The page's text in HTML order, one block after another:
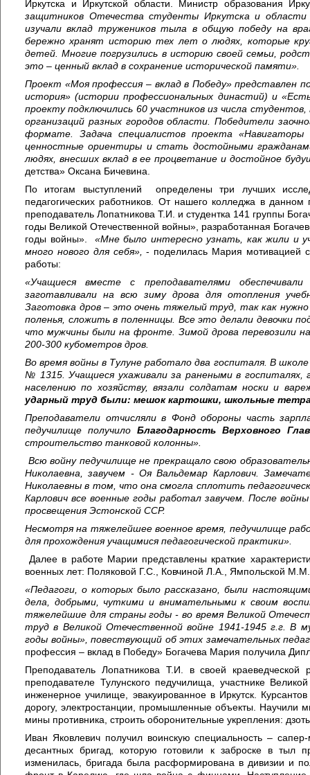
Иркутска и Иркутской области. Министр образования
защитников Отечества студенты Иркутска и
изучали вклад тружеников тыла в общую победу на
бережно хранят историю тех лет о людях, которые
детей. Многие погрузились в историю своей семьи,
это – ценный вклад в сохранение исторической памяти».
Проект «Моя профессия – вклад в Победу» представлен
история»(истории профессиональных династий) и
проекту подключились 60 участников из числа
организаций разных городов области.
Победители
формате.
Задача специалистов проекта «Навигаторы
ценностные ориентиры и стать достойными
людях, внесших вклад в ее процветание и достойное
детства» Оксана Бичевина.
По итогам выступлений определены три лучших
педагогических работников. От нашего колледжа в
преподаватель Лопатникова Т.И. и студентка 141 группы
годы Великой Отечественной войны», разработанная
годы войны». «Мне было интересно узнать, как жили и
много нового для себя»,- поделилась Мария мотивацией
работы:
«Учащиесявместе с преподавателями
заготавливали на всю зиму дрова для отопления
Заготовка дров – это очень тяжелый труд, так как
поленья, сложить в поленницы. Все это делали девочки
что мужчины были на фронте. Зимой дрова перевозили
200-300 кубометров дров.
Во время войны в Тулуне работало два госпиталя. В
№ 1315. Учащиеся ухаживали за ранеными в
населению по хозяйству, вязали солдатам носки и
ударный труд были: мешок картошки, школьные
Преподаватели отчисляли в Фонд обороны часть
педучилище получило Благодарность Верховного
строительство танковой колонны»
Всю войну педучилище не прекращало свою
Николаевна, завучем - Оя Вальдемар Карлович.
Николаевны в том, что она смогла сплотить
Карлович все военные годы работал завучем. После
просвещения Эстонской ССР.
Несмотря на тяжелейшее военное время, педучилище
для прохождения учащимися педагогической практики»
Далее в работе Марии представлены краткие
военных лет: Поляковой Г.С., Ковчиной Л.А., Ямпольской
«Педагоги, о которых было рассказано, были
дела, добрыми, чуткими и внимательными к своим
тяжелейшие для страны годы - во время Великой
труд в Великой Отечественной войне 1941-1945г.г .В
годы войны», повествующий об этих замечательных
профессия – вклад в Победу» Богачева Мария получила
Преподаватель Лопатникова Т.И. в своей
преподавателе Тулунского педучилища, участнике
инженерное училище, эвакуированное в Иркутск.
дорогу, электростанции, промышленные объекты. Научили
мины противника, строить оборонительные укрепления:
Иван Яковлевич получил воинскую специальность –
десантных бригад, которую готовили к заброске в тыл
изменилась, бригада была расформирована в дивизии и